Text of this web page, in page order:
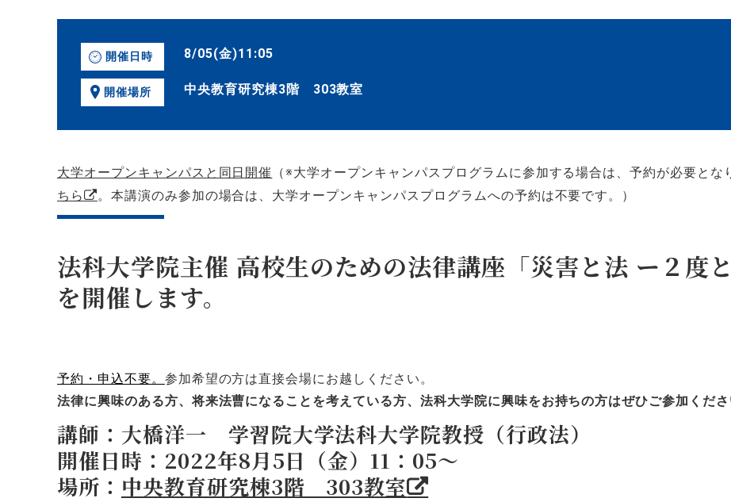
開催日時 8/05(金)11:05
開催場所 中央教育研究棟3階 303教室
大学オープンキャンパスと同日開催 （※大学オープンキャンパスプログラムに参加する場合は、予約が必要とな
ちら
。本講演のみ参加の場合は、大学オープンキャンパスプログラムへの予約は不要です。）
法科大学院主催 高校生のための法律講座「災害と法 ー２度
を開催します。
予約・申込不要。 参加希望の方は直接会場にお越しください。
法律に興味のある方、将来法曹になることを考えている方、法科大学院に興味をお持ちの方はぜひご参加くださ
講師：大橋洋一 学習院大学法科大学院教授（行政法）
開催日時：2022年8月5日（金）11：05～
場所： 中央教育研究棟3階 303教室